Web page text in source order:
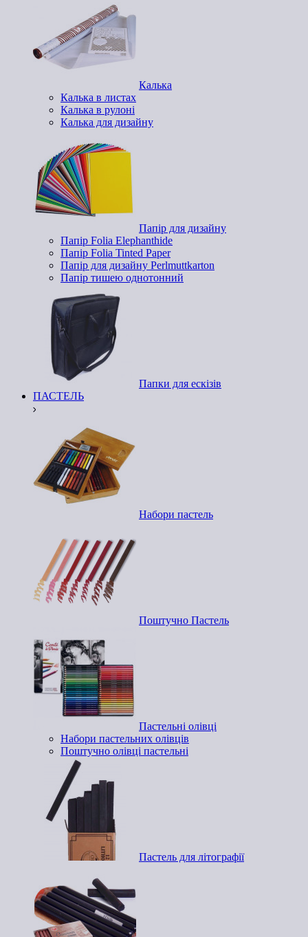
Калька
Калька в листах
Калька в рулоні
Калька для дизайну
Папір для дизайну
Папір Folia Elephanthide
Папір Folia Tinted Paper
Папір для дизайну Perlmuttkarton
Папір тишею однотонний
Папки для ескізів
ПАСТЕЛЬ
Набори пастель
Поштучно Пастель
Пастельні олівці
Набори пастельних олівців
Поштучно олівці пастельні
Пастель для літографії